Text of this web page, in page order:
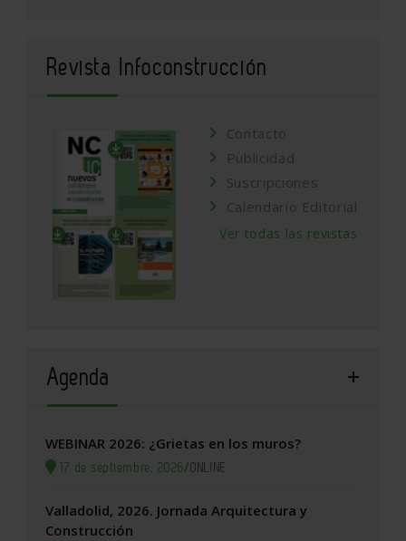
Revista Infoconstrucción
Contacto
Publicidad
Suscripciones
Calendario Editorial
Ver todas las revistas
Agenda
WEBINAR 2026: ¿Grietas en los muros?
17 de septiembre, 2026/ONLINE
Valladolid, 2026. Jornada Arquitectura y
Construcción